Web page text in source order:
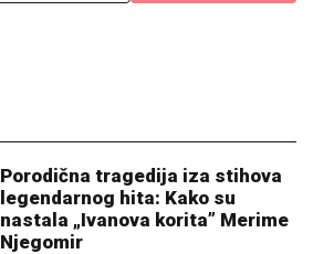
Porodična tragedija iza stihova
legendarnog hita: Kako su
nastala „Ivanova korita” Merime
Njegomir